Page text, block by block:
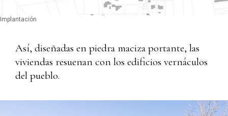
Implantación
Así, diseñadas en piedra maciza portante, las
viviendas resuenan con los edificios vernáculos
del pueblo.